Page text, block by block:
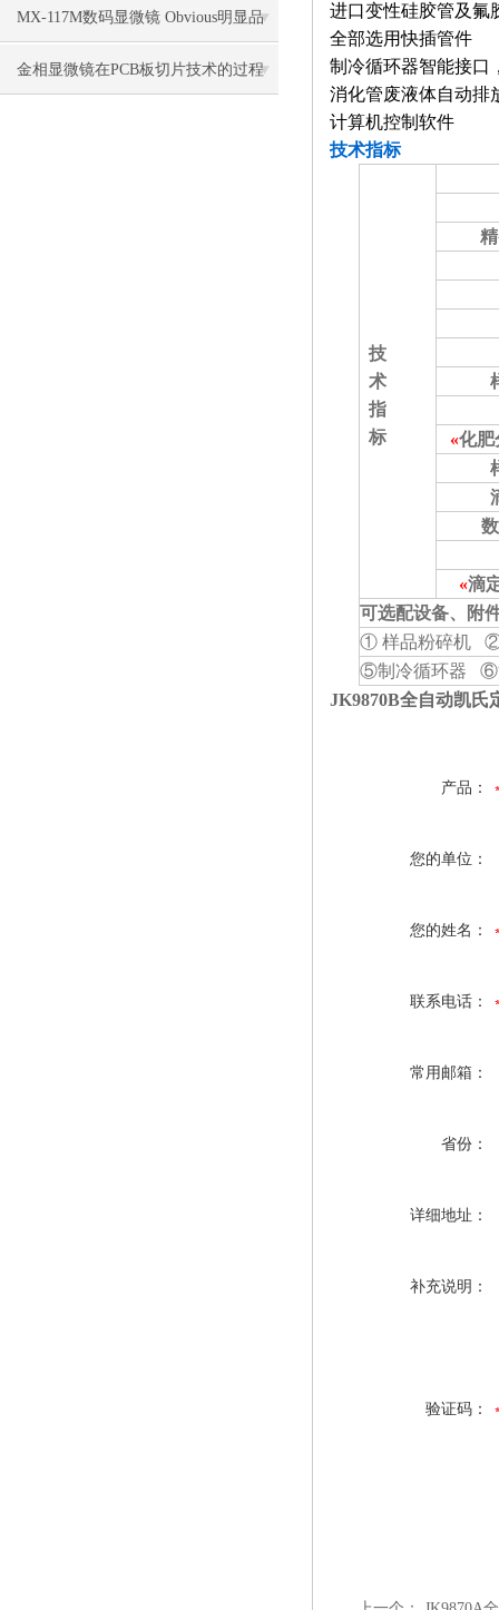
比传统卤素更明显
MX-117M数码显微镜 Obvious明显品
牌值得推荐
金相显微镜在PCB板切片技术的过程
进口变性硅胶管及氟
全部选用快插管件
制冷循环器智能接口
消化管废液体自动排
计算机控制软件
技术指标
技
术
指
标
«化肥
«滴
可选配设备、附
① 样品粉碎机 ②
⑤制冷循环器 ⑥
JK9870B全自动凯氏
产品：
您的单位：
您的姓名：
联系电话：
常用邮箱：
省份：
详细地址：
补充说明：
验证码：